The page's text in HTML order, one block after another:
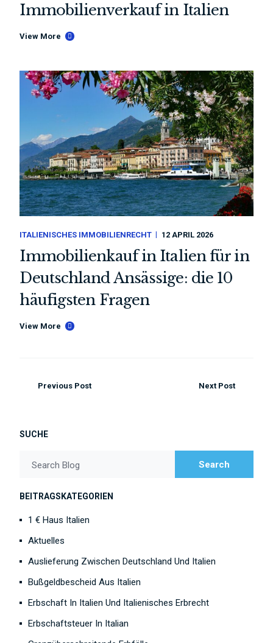
Immobilienverkauf in Italien
View More
ITALIENISCHES IMMOBILIENRECHT 12 APRIL 2026
Immobilienkauf in Italien für in
Deutschland Ansässige: die 10
häufigsten Fragen
View More
Previous Post Next Post
SUCHE
Search Blog Search
BEITRAGSKATEGORIEN
1 € Haus Italien
Aktuelles
Auslieferung Zwischen Deutschland Und Italien
Bußgeldbescheid Aus Italien
Erbschaft In Italien Und Italienisches Erbrecht
Erbschaftsteuer In Italian